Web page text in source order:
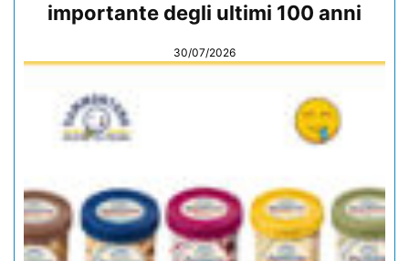
importante degli ultimi 100 anni
30/07/2026